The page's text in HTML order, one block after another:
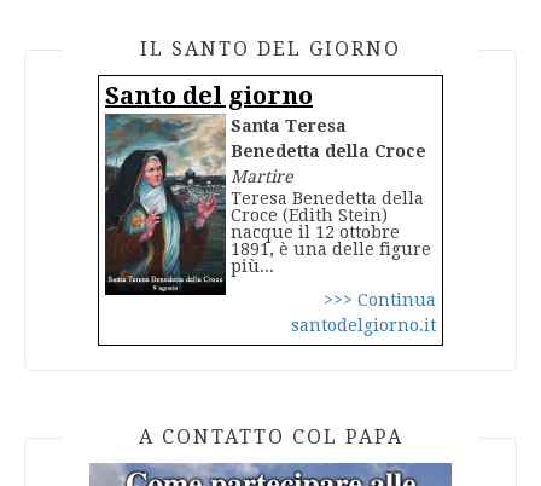
IL SANTO DEL GIORNO
Santo del giorno
Santa Teresa
Benedetta della Croce
Martire
Teresa Benedetta della
Croce (Edith Stein)
nacque il 12 ottobre
1891, è una delle figure
più...
>>> Continua
santodelgiorno.it
A CONTATTO COL PAPA